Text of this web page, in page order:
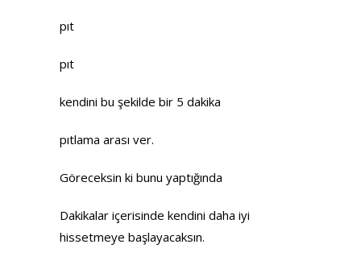
pıt
pıt
kendini bu şekilde bir 5 dakika
pıtlama arası ver.
Göreceksin ki bunu yaptığında
Dakikalar içerisinde kendini daha iyi
hissetmeye başlayacaksın.